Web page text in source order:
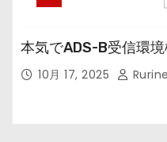
本気でADS-B受信環
10月 17, 2025